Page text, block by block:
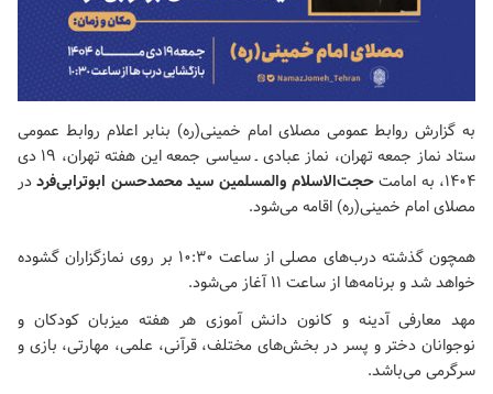
به گزارش روابط عمومی مصلای امام خمینی(ره) بنابر اعلام روابط عمومی
ستاد نماز جمعه تهران
، نماز عبادی ـ سیاسی جمعه این هفته تهران، ۱۹ دی
۱۴۰۴، به امامت
حجت‌الاسلام والمسلمین سید محمدحسن ابوترابی‌فرددر
مصلای امام خمینی(ره) اقامه می‌شود.
همچون گذشته درب‌های مصلی از ساعت ۱۰:۳۰ بر روی نمازگزاران گشوده
خواهد شد و برنامه‌ها از ساعت ۱۱ آغاز می‌شود.
مهد معارفی آدینه و کانون دانش آموزی هر هفته میزبان کودکان و
نوجوانان دختر و پسر در بخش‌های مختلف، قرآنی، علمی، مهارتی، بازی و
سرگرمی می‌باشد.